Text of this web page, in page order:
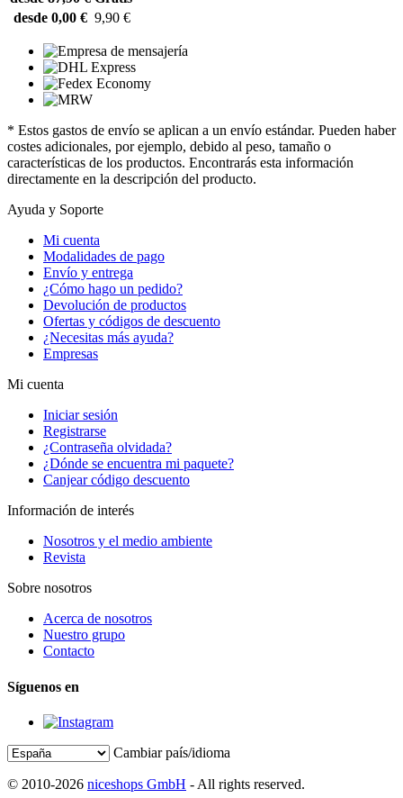
desde 0,00 € 9,90 €
* Estos gastos de envío se aplican a un envío estándar. Pueden haber
costes adicionales, por ejemplo, debido al peso, tamaño o
características de los productos. Encontrarás esta información
directamente en la descripción del producto.
Ayuda y Soporte
Mi cuenta
Modalidades de pago
Envío y entrega
¿Cómo hago un pedido?
Devolución de productos
Ofertas y códigos de descuento
¿Necesitas más ayuda?
Empresas
Mi cuenta
Iniciar sesión
Registrarse
¿Contraseña olvidada?
¿Dónde se encuentra mi paquete?
Canjear código descuento
Información de interés
Nosotros y el medio ambiente
Revista
Sobre nosotros
Acerca de nosotros
Nuestro grupo
Contacto
Síguenos en
Cambiar país/idioma
© 2010-2026 niceshops GmbH - All rights reserved.